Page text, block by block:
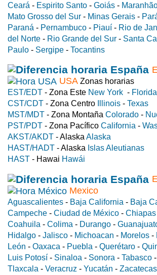
Ceará - Espirito Santo - Goiás -
Mato Grosso del Sur - Minas Gerais -
Paraná - Pernambuco - Piauí - Rio de
del Norte - Rio Grande del Sur - Santa
Paulo - Sergipe - Tocantins
USA Zonas horarias
EST/EDT - Zona Este New York - Florida
CST/CDT - Zona Centro Illinois - Texas
MST/MDT - Zona Montaña Colorado -
PST/PDT - Zona Pacífico California -
AKST/AKDT - Alaska Alaska
HAST/HADT - Alaska Islas Aleutianas
HAST - Hawai Hawái
Mexico
Aguascalientes - Baja California - Baja
Campeche - Ciudad de México - Chiapas
Coahuila - Colima - Durango -
Hidalgo - Jalisco - Michoacan - Morelos -
León - Oaxaca - Puebla - Querétaro -
Luis Potosí - Sinaloa - Sonora - Tabasco -
Tlaxcala - Veracruz - Yucatán - Zacatecas